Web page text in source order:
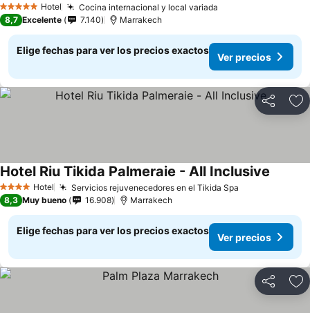
5 Estrellas Hotel Cocina internacional y local variada
8,7 Excelente 7.140 Marrakech
Elige fechas para ver los precios exactos
Ver precios
Compartir
4 EstrellasHotel Servicios rejuvenecedores en el Tikida Spa
Hotel Riu Tikida Palmeraie - All Inclusive
8,3 Muy bueno 16.908 Marrakech
Elige fechas para ver los precios exactos
Ver precios
Compartir